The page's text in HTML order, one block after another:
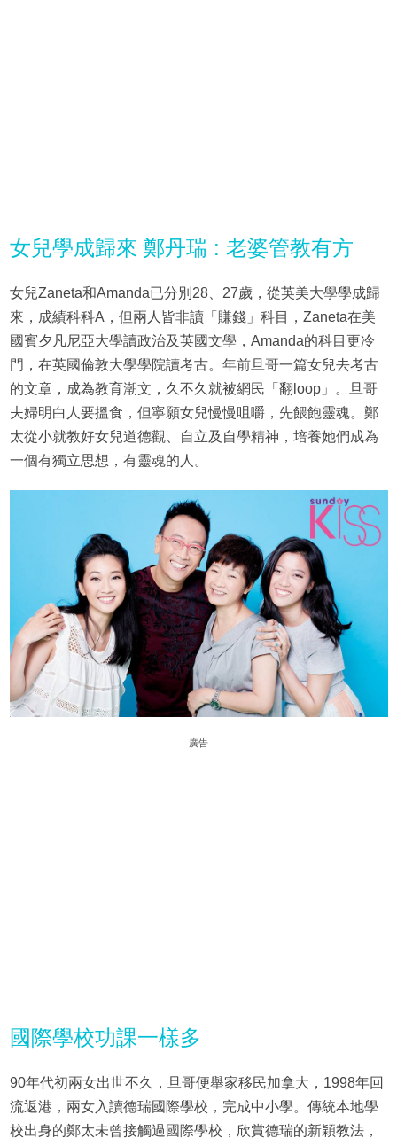
女兒學成歸來 鄭丹瑞 : 老婆管教有方
女兒Zaneta和Amanda已分別28、27歲，從英美大學學成歸
來，成績科科A，但兩人皆非讀「賺錢」科目，Zaneta在美
國賓夕凡尼亞大學讀政治及英國文學，Amanda的科目更冷
門，在英國倫敦大學學院讀考古。年前旦哥一篇女兒去考古
的文章，成為教育潮文，久不久就被網民「翻loop」。旦哥
夫婦明白人要搵食，但寧願女兒慢慢咀嚼，先餵飽靈魂。鄭
太從小就教好女兒道德觀、自立及自學精神，培養她們成為
一個有獨立思想，有靈魂的人。
廣告
國際學校功課一樣多
90年代初兩女出世不久，旦哥便舉家移民加拿大，1998年回
流返港，兩女入讀德瑞國際學校，完成中小學。傳統本地學
校出身的鄭太未曾接觸過國際學校，欣賞德瑞的新穎教法，